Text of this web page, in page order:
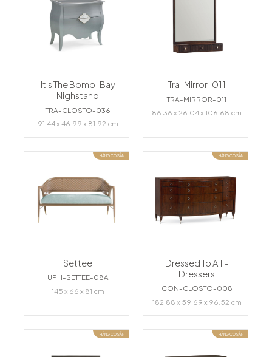
It's The Bomb-Bay
Nighstand
TRA-CLOSTO-036
91.44 x 46.99 x 81.92 cm
Tra-Mirror-011
TRA-MIRROR-011
86.36 x 26.04 x 106.68 cm
HÀNG CÓ SẴN
Settee
UPH-SETTEE-08A
145 x 66 x 81 cm
HÀNG CÓ SẴN
Dressed To A T -
Dressers
CON-CLOSTO-008
182.88 x 59.69 x 96.52 cm
HÀNG CÓ SẴN HÀNG CÓ SẴN